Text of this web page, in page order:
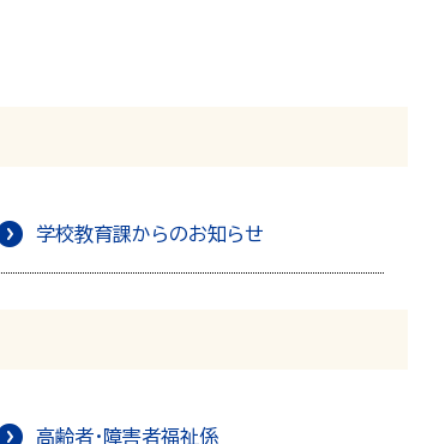
学校教育課からのお知らせ
高齢者・障害者福祉係